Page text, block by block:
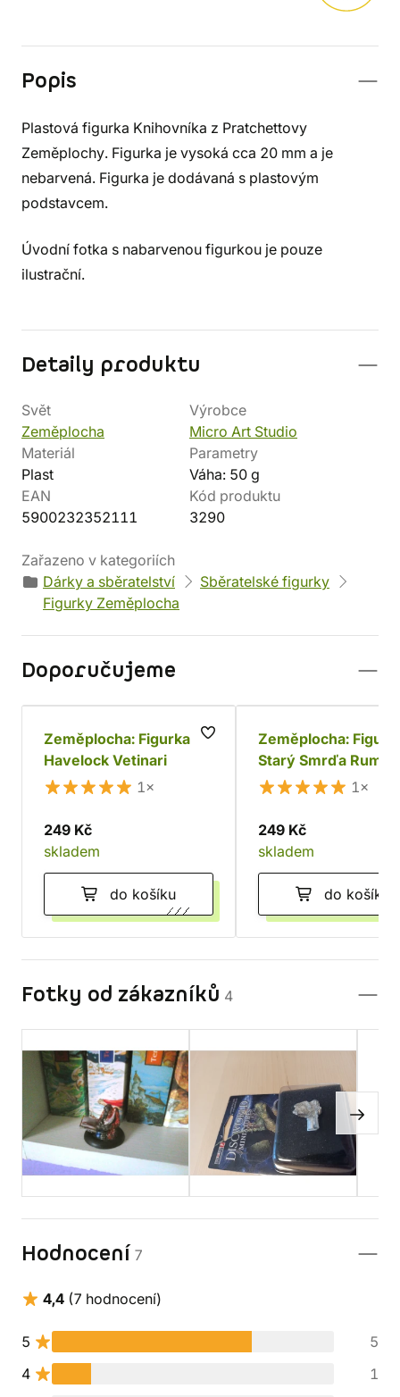
Popis
Plastová figurka Knihovníka z Pratchettovy
Zeměplochy. Figurka je vysoká cca 20 mm a je
nebarvená. Figurka je dodávaná s plastovým
podstavcem.
Úvodní fotka s nabarvenou figurkou je pouze
ilustrační.
Detaily produktu
Svět
Zeměplocha
Výrobce
Micro Art Studio
Materiál
Plast
Parametry
Váha: 50 g
EAN
5900232352111
Kód produktu
3290
Zařazeno v kategoriích
Dárky a sběratelství
Sběratelské figurky
Figurky Zeměplocha
Doporučujeme
Zeměplocha: Figurka
Havelock Vetinari
1×
249 Kč
skladem
do košíku
Zeměplocha:
Starý Smrďa Rum a
Gaspoda
1×
249 Kč
skladem
do košíku
Fotky od zákazníků 4
Hodnocení 7
4,4 (7 hodnocení)
5
5
4
1